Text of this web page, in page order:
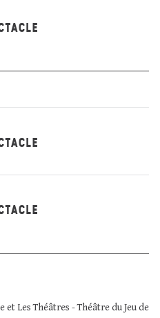
et Les Théâtres - Théâtre du Jeu de